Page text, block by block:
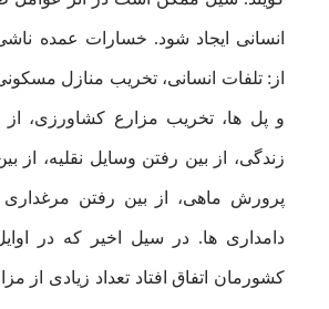
انسانی ایجاد شود. خسارات عمده
از: تلفات انسانی، تخریب منازل
و پل ها، تخریب مزارع کشاورزی، از
زندگی، از بین رفتن وسایل نقلیه، از
پرورش ماهی، از بین رفتن مرغداری
دامداری ها. در سیل اخیر که در
کشورمان اتفاق افتاد تعداد زیادی از